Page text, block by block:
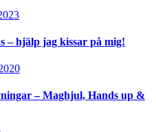
– hjälp jag kissar på mig!
– Maghjul, Hands up &